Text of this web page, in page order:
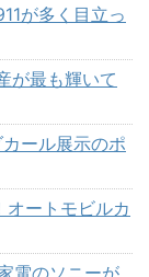
が多く目立っ
が最も輝いて
ール展示のポ
オートモビルカ
電のソニーが